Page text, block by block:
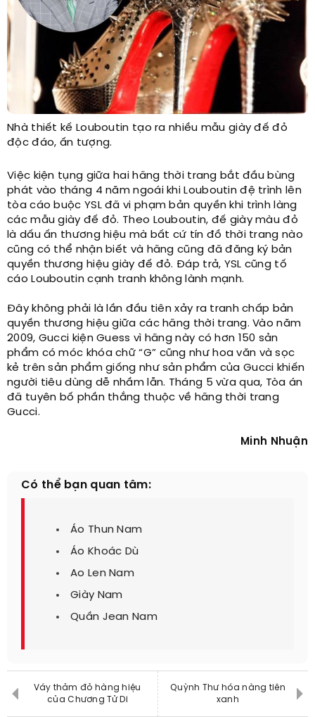
Nhà thiết kế Louboutin tạo ra nhiều mẫu giày đế đỏ
độc đáo, ấn tượng.
Việc kiện tụng giữa hai hãng thời trang bắt đầu bùng
phát vào tháng 4 năm ngoái khi Louboutin đệ trình lên
tòa cáo buộc YSL đã vi phạm bản quyền khi trình làng
các mẫu giày đế đỏ. Theo Louboutin, đế giày màu đỏ
là dấu ấn thương hiệu mà bất cứ tín đồ thời trang nào
cũng có thể nhận biết và hãng cũng đã đăng ký bản
quyền thương hiệu giày đế đỏ. Đáp trả, YSL cũng tố
cáo Louboutin cạnh tranh không lành mạnh.
Đây không phải là lần đầu tiên xảy ra tranh chấp bản
quyền thương hiệu giữa các hãng thời trang. Vào năm
2009, Gucci kiện Guess vì hãng này có hơn 150 sản
phẩm có móc khóa chữ “G” cũng như hoa văn và sọc
kẻ trên sản phẩm giống như sản phẩm của Gucci khiến
người tiêu dùng dễ nhầm lẫn. Tháng 5 vừa qua, Tòa án
đã tuyên bố phần thắng thuộc về hãng thời trang
Gucci.
Minh Nhuận
Có thể bạn quan tâm:
Áo Thun Nam
Áo Khoác Dù
Ao Len Nam
Giày Nam
Quần Jean Nam
Váy thảm đỏ hàng hiệu
của Chương Tử Di
Quỳnh Thư hóa nàng tiên
xanh